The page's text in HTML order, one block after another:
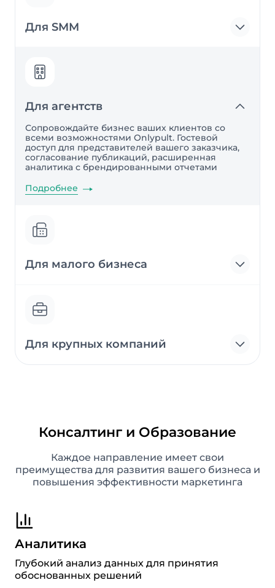
Для SMM
Для агентств
Сопровождайте бизнес ваших клиентов со
всеми возможностями Onlypult. Гостевой
доступ для представителей вашего заказчика,
согласование публикаций, расширенная
аналитика с брендированными отчетами
Подробнее
Для малого бизнеса
Для крупных компаний
Консалтинг и Образование
Каждое направление имеет свои
преимущества для развития вашего бизнеса и
повышения эффективности маркетинга
Аналитика
Глубокий анализ данных для принятия
обоснованных решений